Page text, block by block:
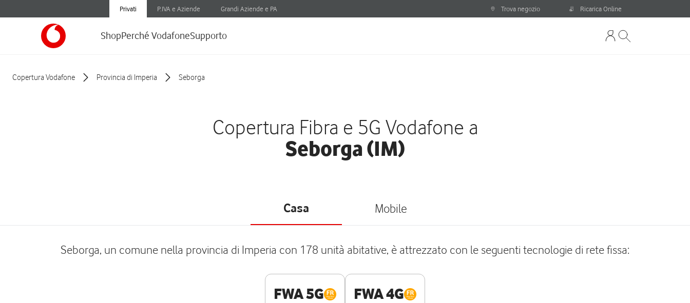
Privati P.IVA e Aziende Grandi Aziende e PA Trova negozio Ricarica Online
ShopPerché VodafoneSupporto
Copertura Vodafone Provincia di Imperia Seborga
Copertura Fibra e 5G Vodafone a
Seborga (IM)
Casa Mobile
Seborga, un comune nella provincia di Imperia con 178 unità abitative, è attrezzato con le seguenti tecnologie di rete fissa:
FWA 5G FWA 4G